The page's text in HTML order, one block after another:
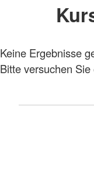
Keine Ergebnisse
Bitte versuchen